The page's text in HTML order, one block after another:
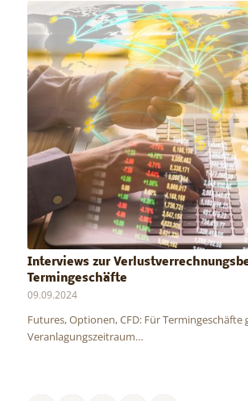
Interviews zur
Termingeschäfte
09.09.2024
Futures, Optionen, CFD: Für Termingeschäfte
Veranlagungszeitraum…